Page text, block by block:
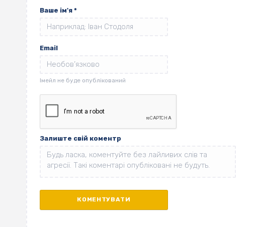
Ваше ім'я *
Email
Залиште свій коментр